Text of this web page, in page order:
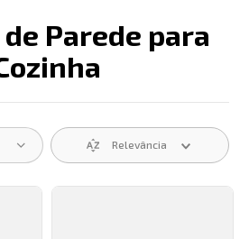
Parede para
searchRelevância